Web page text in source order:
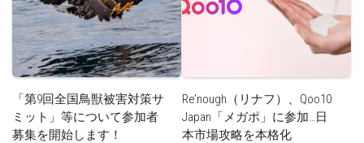
「第9回全国鳥獣被害対策サ
ミット」等について参加者
募集を開始します！
Re’nough（リナフ）、Qoo10
Japan「メガポ」に参加…日
本市場攻略を本格化